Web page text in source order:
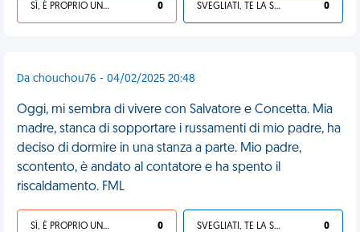
SÌ, È PROPRIO UNA VDM! 0 SVEGLIATI, TE LA SEI CERCATA! 0
Da chouchou76 - 04/02/2025 20:48
Oggi, mi sembra di vivere con Salvatore e Concetta. Mia
madre, stanca di sopportare i russamenti di mio padre, ha
deciso di dormire in una stanza a parte. Mio padre,
scontento, è andato al contatore e ha spento il
riscaldamento. FML
SÌ, È PROPRIO UNA VDM! 0 SVEGLIATI, TE LA SEI CERCATA! 0